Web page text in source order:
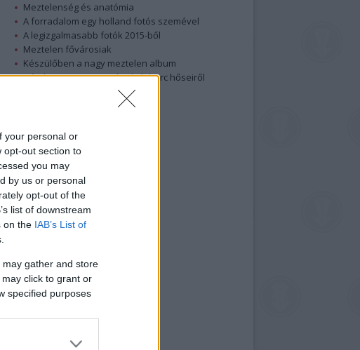
your personal or
opt-out section to
you may
by us or personal
opt-out of the
list of downstream
on the IAB’s List of
gather and store
click to grant or
specified purposes
Meztelenség és anatómia
A forradalom egy holland fotós szemével
A legizgalmasabb fotók 2015-ből
Meztelen fővárosiak
Készülőben a nagy meztelen album
Nézd meg a 48-as szabadságharc hőseiről